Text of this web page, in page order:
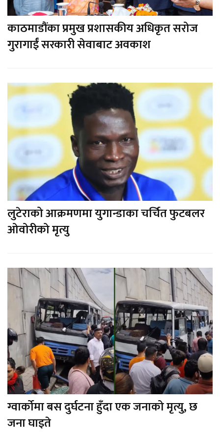
काठमाडौंका प्रमुख प्रशासकीय अधिकृत सरोज
गुरागाईं सरकारी सेवाबाट अवकाश
लुटेराको आक्रमणमा युगान्डाका चर्चित फुटबलर
ओवोरीको मृत्यु
ग्वार्कोमा बस दुर्घटना हुँदा एक जनाको मृत्यु, छ
जना घाइते